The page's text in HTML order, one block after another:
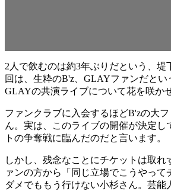
2人で飲むのは約3年ぶりだという、堤
回は、生粋のB'z、GLAYファンだとい
GLAYの共演ライブについて花を咲か
ファンクラブに入会するほどB'zの大
ん。実は、このライブの開催が決定し
トの争奪戦に臨んだのだと言います。
しかし、残念なことにチケットは取れ
ァンの方から「同じ立場でこうやって
ダメでももう行けない小杉さん。芸能